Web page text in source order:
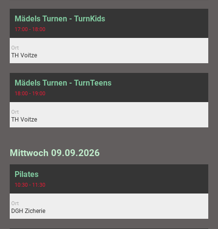
Mädels Turnen - TurnKids
17:00 - 18:00
Ort
TH Voitze
Mädels Turnen - TurnTeens
18:00 - 19:00
Ort
TH Voitze
Mittwoch 09.09.2026
Pilates
10:30 - 11:30
Ort
DGH Zicherie